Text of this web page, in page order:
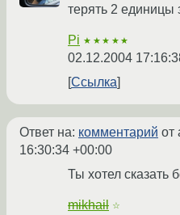
терять 2 единицы
Pi ★★★★★
02.12.2004
Ссылка
Ответ на: комментарий от
16:30:34 +00:00
Ты хотел сказать
mikhail ☆